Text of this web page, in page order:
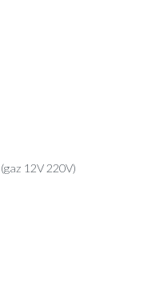
12V 220V)